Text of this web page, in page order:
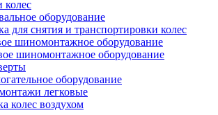
оборудование
для снятия и транспортировки колес
шиномонтажное оборудование
шиномонтажное оборудование
оборудование
легковые
колес воздухом